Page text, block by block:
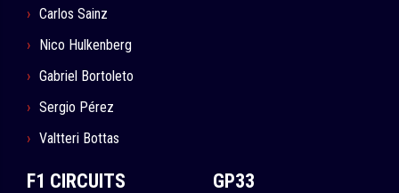
Carlos Sainz
Nico Hulkenberg
Gabriel Bortoleto
Sergio Pérez
Valtteri Bottas
F1 CIRCUITS GP33